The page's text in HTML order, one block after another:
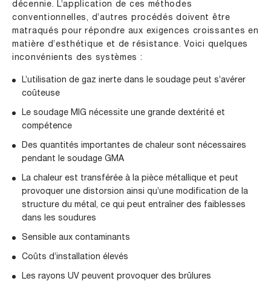
décennie. L’application de ces méthodes
conventionnelles, d’autres procédés doivent être
matraqués pour répondre aux exigences croissantes en
matière d’esthétique et de résistance. Voici quelques
inconvénients des systèmes :
L’utilisation de gaz inerte dans le soudage peut s’avérer
coûteuse
Le soudage MIG nécessite une grande dextérité et
compétence
Des quantités importantes de chaleur sont nécessaires
pendant le soudage GMA
La chaleur est transférée à la pièce métallique et peut
provoquer une distorsion ainsi qu’une modification de la
structure du métal, ce qui peut entraîner des faiblesses
dans les soudures
Sensible aux contaminants
Coûts d’installation élevés
Les rayons UV peuvent provoquer des brûlures